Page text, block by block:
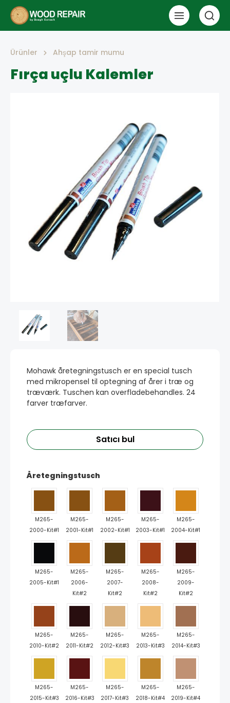
Ürünler Ahşap tamir mumu
Fırça uçlu Kalemler
Mohawk åretegningstusch er en special tusch
med mikropensel til optegning af årer i træ og
træværk. Tuschen kan overfladebehandles. 24
farver træfarver.
Satıcı bul
Åretegningstusch
M265-
2000-Kit#1
M265-
2001-Kit#1
M265-
2002-Kit#1
M265-
2003-Kit#1
M265-
2004-Kit#1
M265-
2005-Kit#1
M265-
2006-
Kit#2
M265-
2007-
Kit#2
M265-
2008-
Kit#2
M265-
2009-
Kit#2
M265-
2010-Kit#2
M265-
2011-Kit#2
M265-
2012-Kit#3
M265-
2013-Kit#3
M265-
2014-Kit#3
M265-
2015-Kit#3
M265-
2016-Kit#3
M265-
2017-Kit#3
M265-
2018-Kit#4
M265-
2019-Kit#4